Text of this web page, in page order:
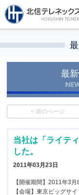
最
< 前のページ
当社は「ライテ
した。
2011年03月23日
【開催期間】2011年3
【会場】東京ビッグサイ